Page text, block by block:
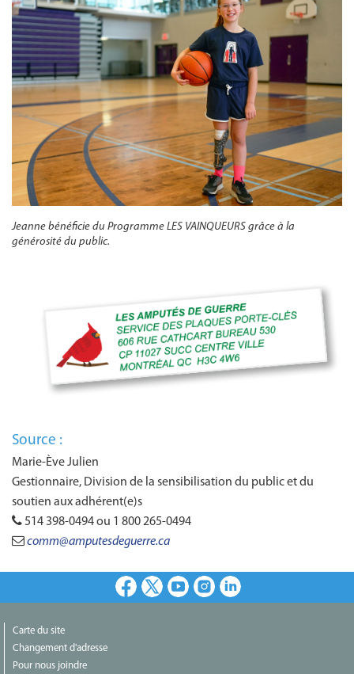
Jeanne bénéficie du Programme LES VAINQUEURS grâce à la
générosité du public.
Source :
Marie-Ève Julien
Gestionnaire, Division de la sensibilisation du public et du
soutien aux adhérent(e)s
514 398-0494 ou 1 800 265-0494
comm@amputesdeguerre.ca
Facebook
X YoutubeInstagramLinkedIn
Carte du site
Changement d'adresse
Pour nous joindre